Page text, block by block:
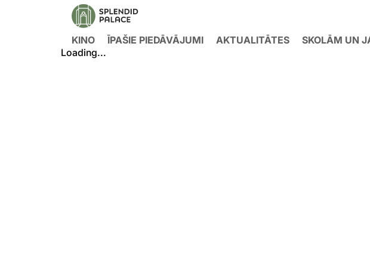
KINO ĪPAŠIE PIEDĀVĀJUMI AKTUALITĀTES SKOLĀM UN
Loading...